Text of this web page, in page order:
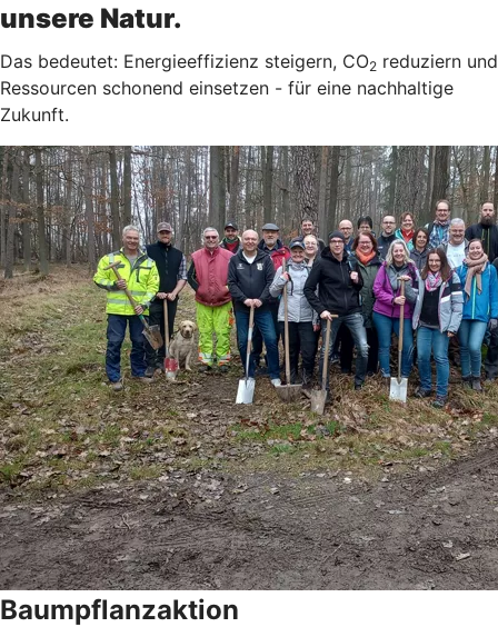
unsere Natur.
Das bedeutet: Energieeffizienz steigern, CO2 reduziern und
Ressourcen schonend einsetzen - für eine nachhaltige
Zukunft.
Baumpflanzaktion